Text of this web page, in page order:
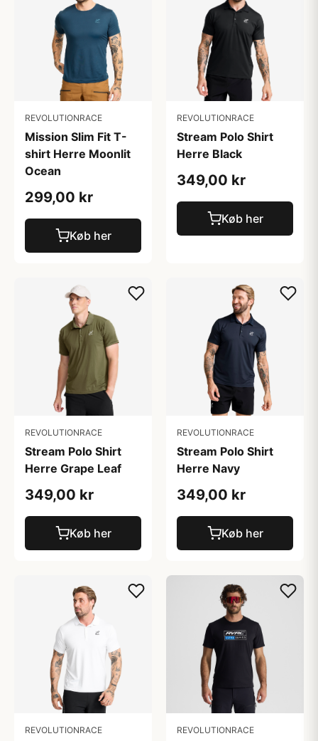
REVOLUTIONRACE
Mission Slim Fit T-
shirt Herre Moonlit
Ocean
299,00 kr
Køb her
REVOLUTIONRACE
Stream Polo Shirt
Herre Black
349,00 kr
Køb her
REVOLUTIONRACE
Stream Polo Shirt
Herre Grape Leaf
349,00 kr
Køb her
REVOLUTIONRACE
Stream Polo Shirt
Herre Navy
349,00 kr
Køb her
REVOLUTIONRACE REVOLUTIONRACE